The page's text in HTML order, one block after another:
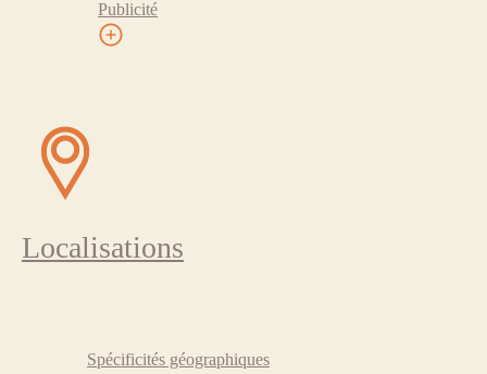
Publicité
Localisations
Spécificités géographiques